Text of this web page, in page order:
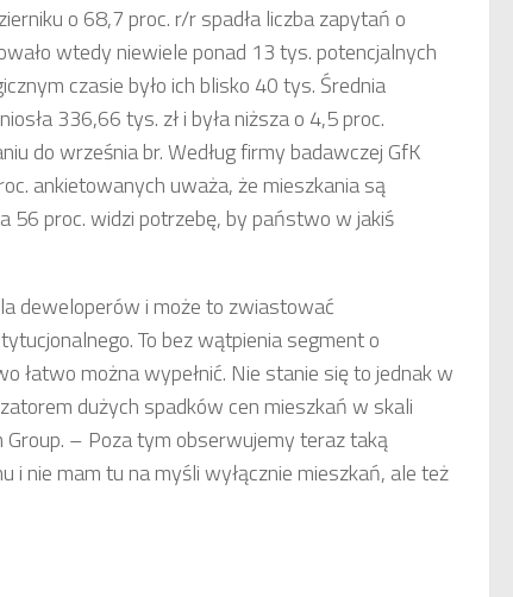
o 68,7 proc. r/r spadła liczba zapytań o
wtedy niewiele ponad 13 tys. potencjalnych
czasie było ich blisko 40 tys. Średnia
336,66 tys. zł i była niższa o 4,5 proc.
do września br. Według firmy badawczej GfK
ankietowanych uważa, że mieszkania są
56 proc. widzi potrzebę, by państwo w jakiś
deweloperów i może to zwiastować
To bez wątpienia segment o
można wypełnić. Nie stanie się to jednak w
dużych spadków cen mieszkań w skali
– Poza tym obserwujemy teraz taką
i nie mam tu na myśli wyłącznie mieszkań, ale też